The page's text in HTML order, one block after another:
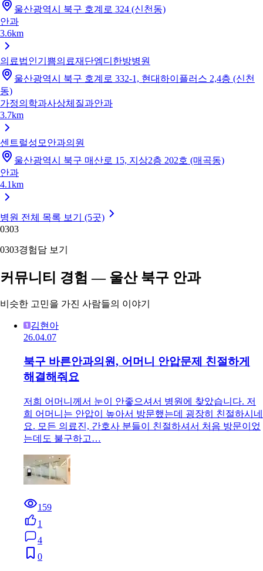
울산광역시 북구 호계로 324 (신천동)
안과
3.6km
의료법인기쁨의료재단엠디한방병원
울산광역시 북구 호계로 332-1, 현대하이플러스 2,4층 (신천
동)
가정의학과사상체질과안과
3.7km
센트럴성모안과의원
울산광역시 북구 매산로 15, 지상2층 202호 (매곡동)
안과
4.1km
병원 전체 목록 보기 (5곳)
0303
0303경험담 보기
커뮤니티 경험 — 울산 북구 안과
비슷한 고민을 가진 사람들의 이야기
김현아
26.04.07
북구 바른안과의원, 어머니 안압문제 친절하게
해결해줘요
저희 어머니께서 눈이 안좋으셔서 병원에 찾았습니다. 저
희 어머니는 안압이 높아서 방문했는데 굉장히 친절하시네
요. 모든 의료진, 간호사 분들이 친절하셔서 처음 방문이었
는데도 불구하고…
159
1
4
0